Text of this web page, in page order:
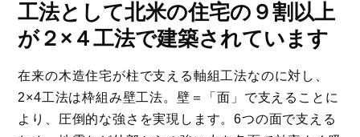
工法として北米の住宅の９割以上
が２×４工法で建築されています
在来の木造住宅が柱で支える軸組工法なのに対し、
2×4工法は枠組み壁工法。壁＝「面」で支えることに
より、圧倒的な強さを実現します。6つの面で支える